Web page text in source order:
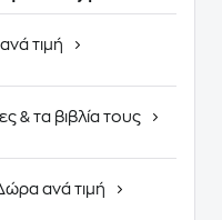
ανά τιμή
& τα βιβλία τους
ανά τιμή